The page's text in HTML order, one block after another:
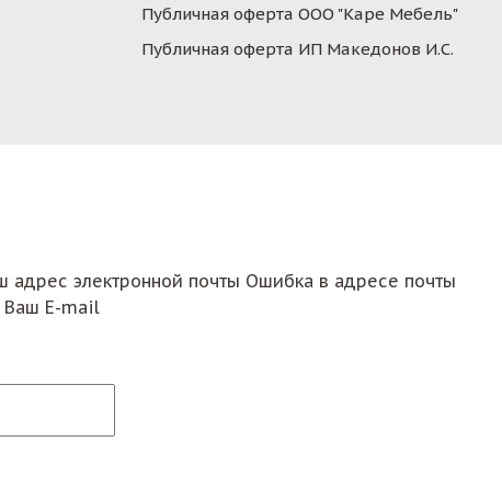
Публичная оферта ООО "Каре Мебель"
Публичная оферта ИП Македонов И.С.
адрес электронной почты Ошибка в адресе почты
Ваш E-mail